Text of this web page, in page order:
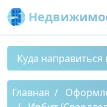
Куда
Главная